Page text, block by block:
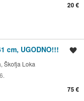
20 €
cm, UGODNO!!!
Škofja Loka
75 €